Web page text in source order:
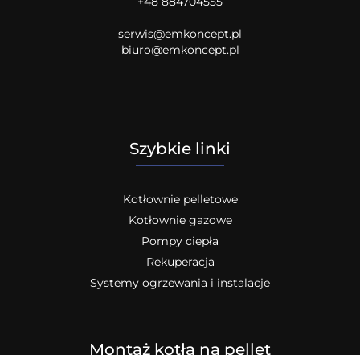
serwis@emkoncept.pl
biuro@emkoncept.pl
Szybkie linki
Kotłownie pelletowe
Kotłownie gazowe
Pompy ciepła
Rekuperacja
Systemy ogrzewania i instalacje
Montaż kotła na pellet